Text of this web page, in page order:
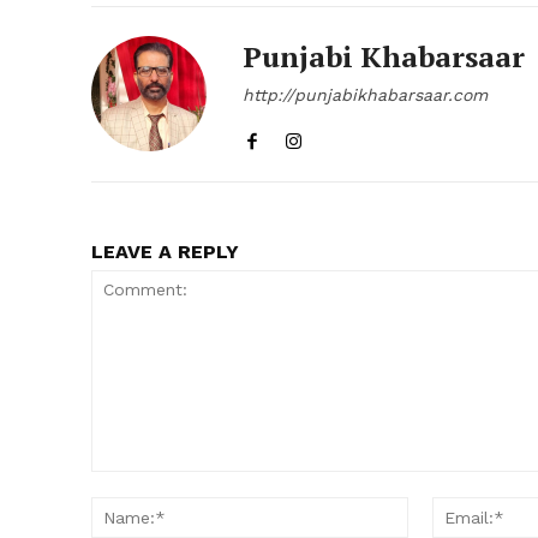
Punjabi Khabarsaar
http://punjabikhabarsaar.com
LEAVE A REPLY
Name:*